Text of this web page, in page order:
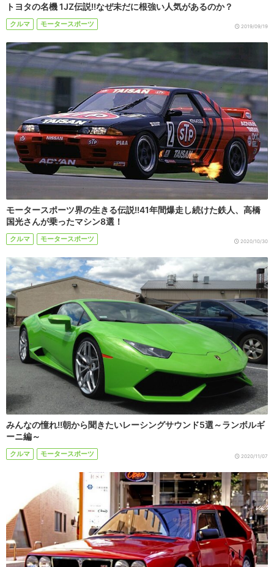
トヨタの名機 1JZ伝説!!なぜ未だに根強い人気があるのか？
クルマ モータースポーツ 2019/09/19
モータースポーツ界の生きる伝説!!41年間爆走し続けた鉄人、高橋
国光さんが乗ったマシン8選！
クルマ モータースポーツ 2020/10/30
みんなの憧れ!!朝から聞きたいレーシングサウンド5選～ランボルギ
ーニ編～
クルマ モータースポーツ 2020/11/07